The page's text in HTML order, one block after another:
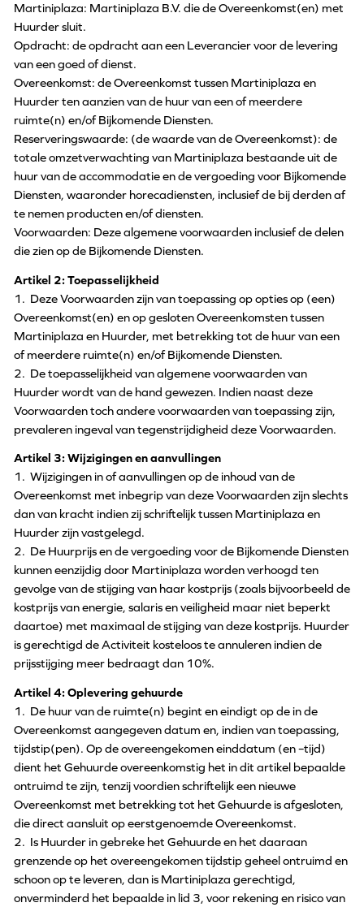
Martiniplaza: Martiniplaza B.V. die de Overeenkomst(en) met
Huurder sluit.
Opdracht: de opdracht aan een Leverancier voor de levering
van een goed of dienst.
Overeenkomst: de Overeenkomst tussen Martiniplaza en
Huurder ten aanzien van de huur van een of meerdere
ruimte(n) en/of Bijkomende Diensten.
Reserveringswaarde: (de waarde van de Overeenkomst): de
totale omzetverwachting van Martiniplaza bestaande uit de
huur van de accommodatie en de vergoeding voor Bijkomende
Diensten, waaronder horecadiensten, inclusief de bij derden af
te nemen producten en/of diensten.
Voorwaarden: Deze algemene voorwaarden inclusief de delen
die zien op de Bijkomende Diensten.
Artikel 2: Toepasselijkheid
1. Deze Voorwaarden zijn van toepassing op opties op (een)
Overeenkomst(en) en op gesloten Overeenkomsten tussen
Martiniplaza en Huurder, met betrekking tot de huur van een
of meerdere ruimte(n) en/of Bijkomende Diensten.
2. De toepasselijkheid van algemene voorwaarden van
Huurder wordt van de hand gewezen. Indien naast deze
Voorwaarden toch andere voorwaarden van toepassing zijn,
prevaleren ingeval van tegenstrijdigheid deze Voorwaarden.
Artikel 3: Wijzigingen en aanvullingen
1. Wijzigingen in of aanvullingen op de inhoud van de
Overeenkomst met inbegrip van deze Voorwaarden zijn slechts
dan van kracht indien zij schriftelijk tussen Martiniplaza en
Huurder zijn vastgelegd.
2. De Huurprijs en de vergoeding voor de Bijkomende Diensten
kunnen eenzijdig door Martiniplaza worden verhoogd ten
gevolge van de stijging van haar kostprijs (zoals bijvoorbeeld de
kostprijs van energie, salaris en veiligheid maar niet beperkt
daartoe) met maximaal de stijging van deze kostprijs. Huurder
is gerechtigd de Activiteit kosteloos te annuleren indien de
prijsstijging meer bedraagt dan 10%.
Artikel 4: Oplevering gehuurde
1. De huur van de ruimte(n) begint en eindigt op de in de
Overeenkomst aangegeven datum en, indien van toepassing,
tijdstip(pen). Op de overeengekomen einddatum (en –tijd)
dient het Gehuurde overeenkomstig het in dit artikel bepaalde
ontruimd te zijn, tenzij voordien schriftelijk een nieuwe
Overeenkomst met betrekking tot het Gehuurde is afgesloten,
die direct aansluit op eerstgenoemde Overeenkomst.
2. Is Huurder in gebreke het Gehuurde en het daaraan
grenzende op het overeengekomen tijdstip geheel ontruimd en
schoon op te leveren, dan is Martiniplaza gerechtigd,
onverminderd het bepaalde in lid 3, voor rekening en risico van